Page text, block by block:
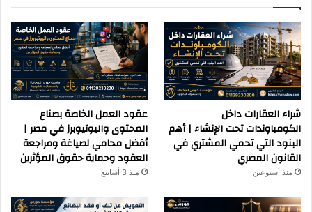
شراء العقارات داخل
الكومباوندات تحت الإنشاء | أهم
البنود التي تحمي المشتري في
القانون المصري
منذ أسبوعين
عقود العمل الخاصة بصناع
المحتوى واليوتيوبرز في مصر |
أفضل محامي لصياغة ومراجعة
العقود وحماية حقوق المؤثرين
منذ 3 أسابيع